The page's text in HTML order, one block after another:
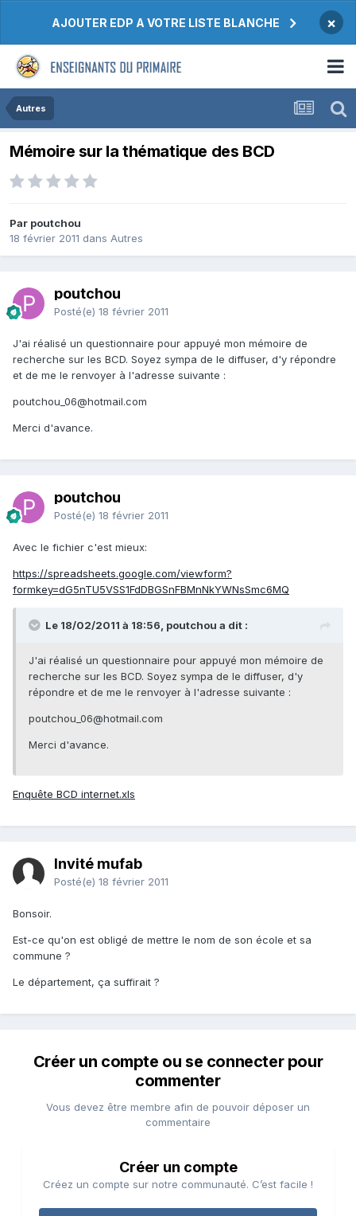
AJOUTER EDP A VOTRE LISTE BLANCHE ×
Autres
Mémoire sur la thématique des BCD
Par poutchou
18 février 2011 dans Autres
poutchou
Posté(e) 18 février 2011
J'ai réalisé un questionnaire pour appuyé mon mémoire de
recherche sur les BCD. Soyez sympa de le diffuser, d'y répondre
et de me le renvoyer à l'adresse suivante :
poutchou_06@hotmail.com
Merci d'avance.
poutchou
Posté(e) 18 février 2011
Avec le fichier c'est mieux:
https://spreadsheets.google.com/viewform?
formkey=dG5nTU5VSS1FdDBGSnFBMnNkYWNsSmc6MQ
Le 18/02/2011 à 18:56, poutchou a dit :
J'ai réalisé un questionnaire pour appuyé mon mémoire de
recherche sur les BCD. Soyez sympa de le diffuser, d'y
répondre et de me le renvoyer à l'adresse suivante :
poutchou_06@hotmail.com
Merci d'avance.
Enquête BCD internet.xls
Invité mufab
Posté(e) 18 février 2011
Bonsoir.
Est-ce qu'on est obligé de mettre le nom de son école et sa
commune ?
Le département, ça suffirait ?
Créer un compte ou se connecter pour
commenter
Vous devez être membre afin de pouvoir déposer un
commentaire
Créer un compte
Créez un compte sur notre communauté. C’est facile !